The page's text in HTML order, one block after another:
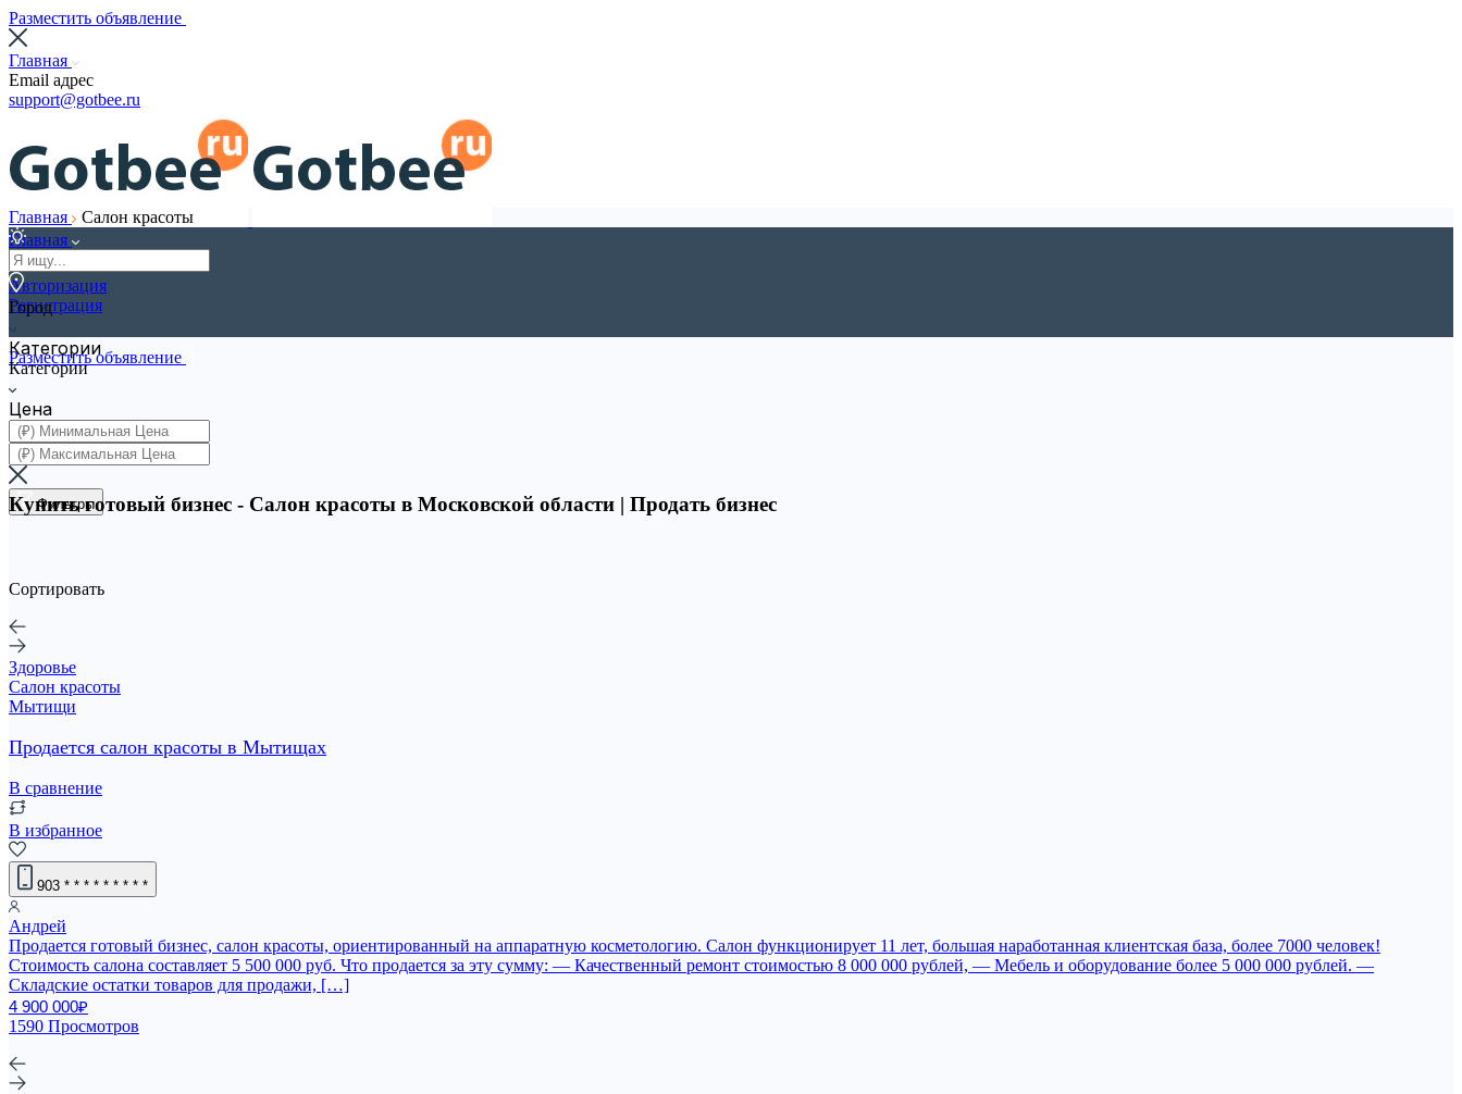
Разместить объявление
Главная
Email адрес
support@gotbee.ru
Главная
Авторизация
Регистрация
Разместить объявление
Главная Салон красоты
Город
Категории
Категории
Цена
Фильтры
Купить готовый бизнес - Салон красоты в Московской области | Продать бизнес
Сортировать
Здоровье
Салон красоты
Мытищи
Продается салон красоты в Мытищах
В сравнение
В избранное
903 * * * * * * * * *
Андрей
Продается готовый бизнес, салон красоты, ориентированный на аппаратную косметологию. Салон функционирует 11 лет, большая наработанная клиентская база, более 7000 человек!
Стоимость салона составляет 5 500 000 руб. Что продается за эту сумму: — Качественный ремонт стоимостью 8 000 000 рублей, — Мебель и оборудование более 5 000 000 рублей. —
Складские остатки товаров для продажи, […]
4 900 000₽
1590 Просмотров